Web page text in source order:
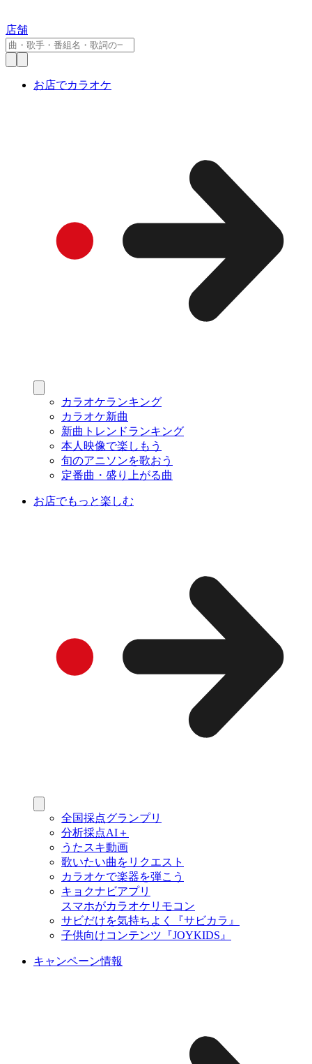
店舗
お店でカラオケ
カラオケランキング
カラオケ新曲
新曲トレンドランキング
本人映像で楽しもう
旬のアニソンを歌おう
定番曲・盛り上がる曲
お店でもっと楽しむ
全国採点グランプリ
分析採点AI＋
うたスキ動画
歌いたい曲をリクエスト
カラオケで楽器を弾こう
キョクナビアプリ
スマホがカラオケリモコン
サビだけを気持ちよく『サビカラ』
子供向けコンテンツ『JOYKIDS』
キャンペーン情報